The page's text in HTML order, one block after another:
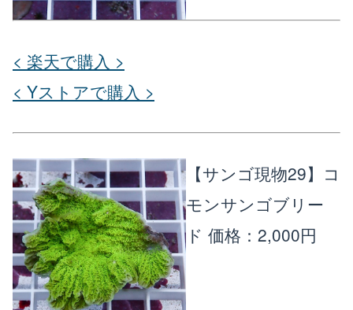
< 楽天で購入 >
< Yストアで購入 >
【サンゴ現物29】コ
モンサンゴブリー
ド 価格：2,000円